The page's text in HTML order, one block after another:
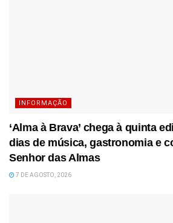
INFORMAÇÃO
‘Alma à Brava’ chega à quinta
dias de música, gastronomia e
Senhor das Almas
7 DE AGOSTO, 2026